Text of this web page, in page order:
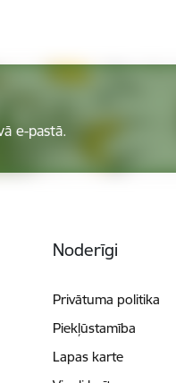
e-pastā.
Noderīgi
Privātuma politika
Piekļūstamība
Lapas karte